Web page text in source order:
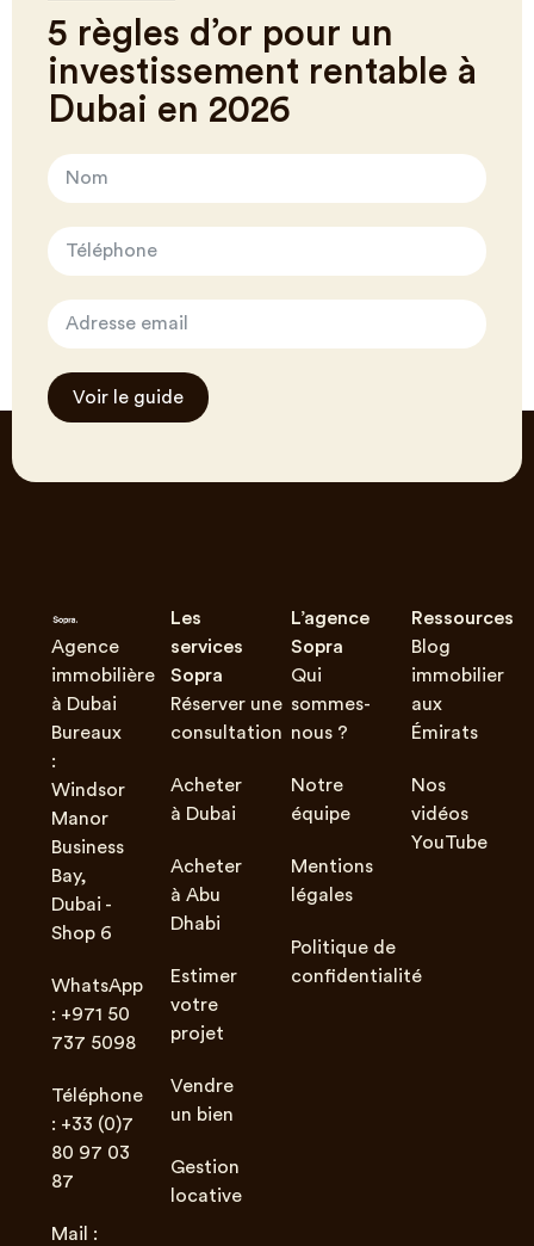
5 règles d’or pour un
investissement rentable à
Dubai en 2026
Voir le guide
Agence
immobilière
à Dubai
Bureaux
:
Windsor
Manor
Business
Bay,
Dubai -
Shop 6
WhatsApp
: +971 50
737 5098
Téléphone
: +33 (0)7
80 97 03
87
Mail :
Les
services
Sopra
Réserver une
consultation
Acheter
à Dubai
Acheter
à Abu
Dhabi
Estimer
votre
projet
Vendre
un bien
Gestion
locative
L’agence
Sopra
Qui
sommes-
nous ?
Notre
équipe
Mentions
légales
Politique de
confidentialité
Ressources
Blog
immobilier
aux
Émirats
Nos
vidéos
YouTube